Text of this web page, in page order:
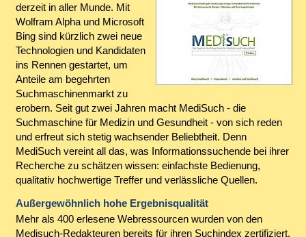
derzeit in aller Munde. Mit
Wolfram Alpha und Microsoft
Bing sind kürzlich zwei neue
Technologien und Kandidaten
ins Rennen gestartet, um
Anteile am begehrten
Suchmaschinenmarkt zu
erobern. Seit gut zwei Jahren macht MediSuch - die
Suchmaschine für Medizin und Gesundheit - von sich reden
und erfreut sich stetig wachsender Beliebtheit. Denn
MediSuch vereint all das, was Informationssuchende bei ihrer
Recherche zu schätzen wissen: einfachste Bedienung,
qualitativ hochwertige Treffer und verlässliche Quellen.
Außergewöhnlich hohe Ergebnisqualität
Mehr als 400 erlesene Webressourcen wurden von den
Medisuch-Redakteuren bereits für ihren Suchindex zertifiziert.